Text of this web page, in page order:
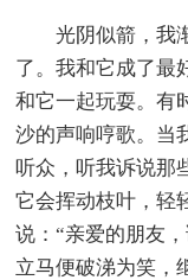
光阴似箭，我
了。我和它成了最
和它一起玩耍。有
沙的声响哼歌。当
听众，听我诉说那
它会挥动枝叶，轻
说：“亲爱的朋友
立马便破涕为笑，